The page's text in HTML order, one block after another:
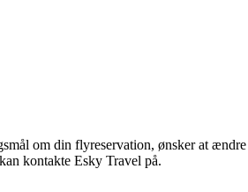
om din flyreservation, ønsker at
kontakte Esky Travel på.